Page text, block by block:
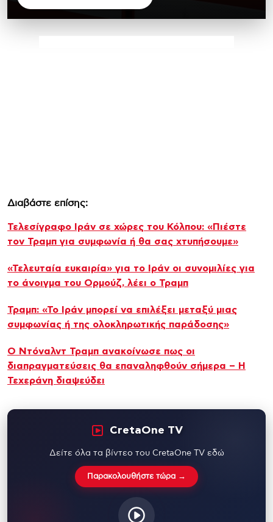
Διαβάστε επίσης:
Τελεσίγραφο Ιράν σε χώρες του Κόλπου: «Πιέστε
τον Τραμπ για συμφωνία ή θα σας χτυπήσουμε»
«Τελευταία ευκαιρία» για το Ιράν οι συνομιλίες για
το άνοιγμα του Ορμούζ, λέει ο Τραμπ
Τραμπ: «Το Ιράν μπορεί να επιλέξει μεταξύ μιας
συμφωνίας ή της ολοκληρωτικής παράδοσης»
Ο Ντόναλντ Τραμπ ανακοίνωσε πως οι
διαπραγματεύσεις θα επαναληφθούν σήμερα – Η
Τεχεράνη διαψεύδει
CretaOne TV
Δείτε όλα τα βίντεο του CretaOne TV εδώ
Παρακολουθήστε τώρα →